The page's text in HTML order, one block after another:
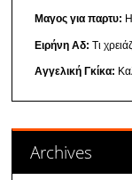
Μαγος για παρτυ:
Ειρήνη Αδ: Τι
Αγγελική Γκίκα:
Archives